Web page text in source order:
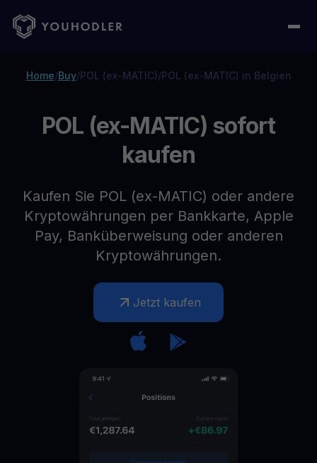
Home/Buy/POL (ex-MATIC)/POL (ex-MATIC) in Belgien
POL (ex-MATIC) sofort
kaufen
Kaufen Sie POL (ex-MATIC) oder andere
Kryptowährungen per Bankkarte, Apple
Pay, Banküberweisung oder anderen
Kryptowährungen.
Jetzt kaufen